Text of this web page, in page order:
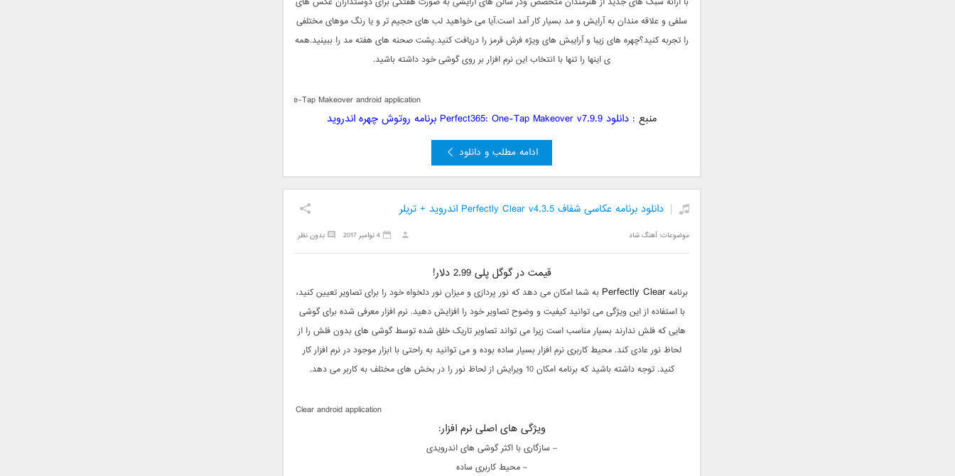
سلفی و علاقه مندان به آرایش و مد بسیار کار آمد است.آیا می خواهید لب های حجیم تر و یا رنگ موهای مختلفی
را تجربه کنید؟چهره های زیبا و آرایبش های ویژه فرش قرمز را دریافت کنید.پشت صحنه های هفته مد را ببینید.همه
ی اینها را تنها با انتخاب این نرم افزار بر روی گوشی خود داشته باشید.
Perfect365: One-Tap Makeover android application
منبع : دانلود Perfect365: One-Tap Makeover v7.9.9 برنامه روتوش چهره اندروید
ادامه مطلب و دانلود
دانلود برنامه عکاسی شفاف Perfectly Clear v4.3.5 اندروید + تریلر
موضوعات:آهنگ شاد بدون نظر 4 نوامبر 2017
قیمت در گوگل پلی 2.99 دلار!
برنامهPerfectly Clear به شما امکان می دهد که نور پردازی و میزان نور دلخواه خود را برای تصاویر تعیین کنید،
با استفاده از این ویژگی می توانید کیفیت و وضوح تصاویر خود را افزایش دهید. نرم افزار معرفی شده برای گوشی
هایی که فلش ندارند بسیار مناسب است زیرا می تواند تصاویر تاریک خلق شده توسط گوشی های بدون فلش را از
لحاظ نور عادی کند. محیط کاربری نرم افزار بسیار ساده بوده و می توانید به راحتی با ابزار موجود در نرم افزار کار
کنید. توجه داشته باشید که برنامه امکان 10 ویرایش از لحاظ نور را در بخش های مختلف به کاربر می دهد.
Perfectly Clear android application
ویژگی های اصلی نرم افزار:
– سازگاری با اکثر گوشی های اندرویدی
– محیط کاربری ساده